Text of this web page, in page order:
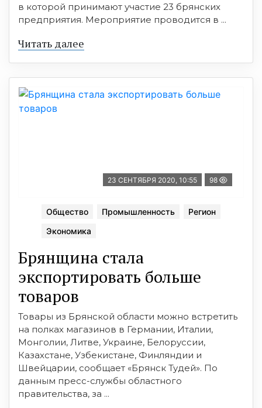
в которой принимают участие 23 брянских
предприятия. Мероприятие проводится в ...
Читать далее
23 СЕНТЯБРЯ 2020, 10:55 98
Общество Промышленность
Регион
Экономика
Брянщина стала
экспортировать больше
товаров
Товары из Брянской области можно встретить
на полках магазинов в Германии, Италии,
Монголии, Литве, Украине, Белоруссии,
Казахстане, Узбекистане, Финляндии и
Швейцарии, сообщает «Брянск Тудей». По
данным пресс-службы областного
правительства, за ...